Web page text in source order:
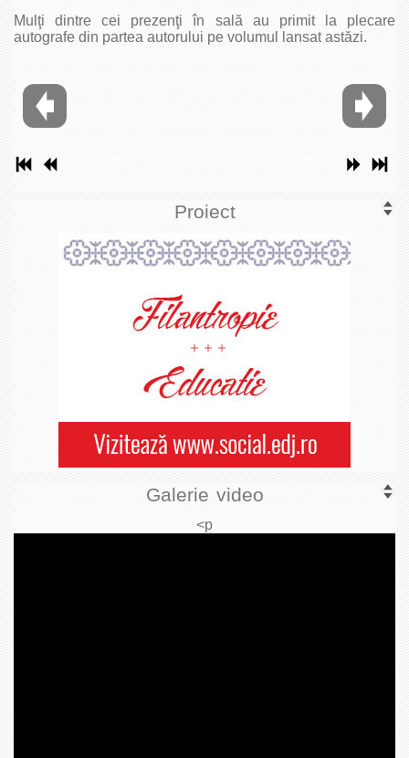
Mulţi dintre cei prezenţi în sală au primit la plecare
autografe din partea autorului pe volumul lansat astăzi.
Proiect
Galerie video
<p